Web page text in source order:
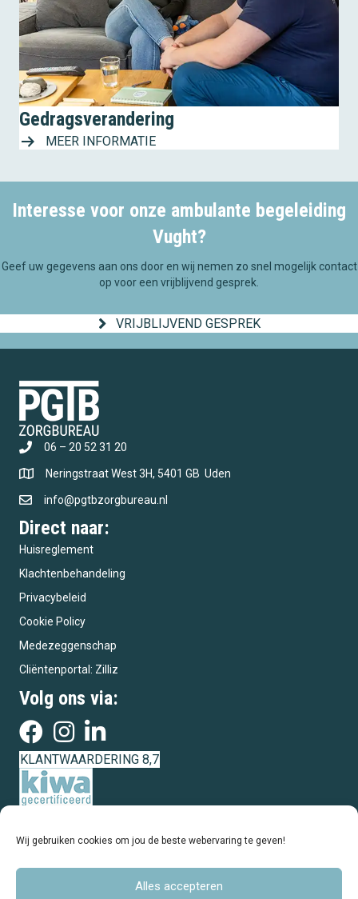
Wij gebruiken cookies om jou de beste webervaring te geven!
Alles accepteren
Gedragsverandering
MEER INFORMATIE
Interesse voor onze ambulante begeleiding
Vught?
Geef uw gegevens aan ons door en wij nemen zo snel mogelijk contact
op voor een vrijblijvend gesprek.
VRIJBLIJVEND GESPREK
06 – 20 52 31 20
Neringstraat West 3H, 5401 GB Uden
info@pgtbzorgbureau.nl
Direct naar:
Huisreglement
Klachtenbehandeling
Privacybeleid
Cookie Policy
Medezeggenschap
Cliëntenportal: Zilliz
Volg ons via:
KLANTWAARDERING 8,7